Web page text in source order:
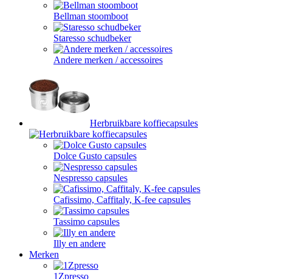
Bellman stoomboot
Staresso schudbeker
Andere merken / accessoires
Herbruikbare koffiecapsules
Dolce Gusto capsules
Nespresso capsules
Cafissimo, Caffitaly, K-fee capsules
Tassimo capsules
Illy en andere
Merken
1Zpresso